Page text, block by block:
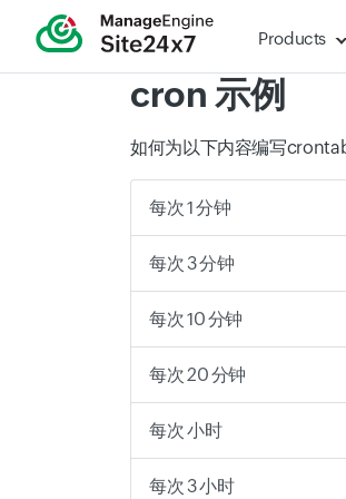
Products
cron 示例
如何为以下内容编写
每次 1 分钟
每次 3 分钟
每次 10 分钟
每次 20 分钟
每次 小时
每次 3 小时